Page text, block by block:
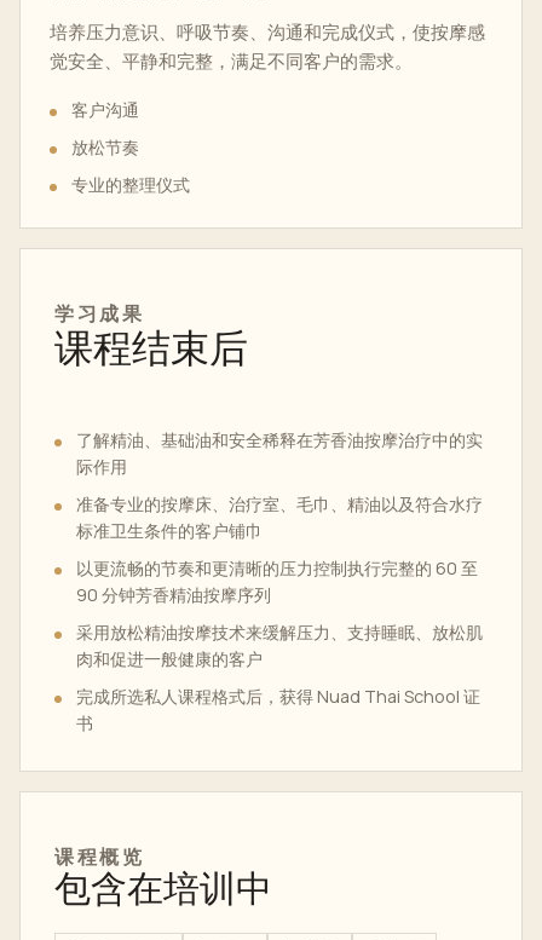
培养压力意识、呼吸节奏、沟通和完成仪式，使按摩感
觉安全、平静和完整，满足不同客户的需求。
客户沟通
放松节奏
专业的整理仪式
学习成果
课程结束后
了解精油、基础油和安全稀释在芳香油按摩治疗中的实
际作用
准备专业的按摩床、治疗室、毛巾、精油以及符合水疗
标准卫生条件的客户铺巾
以更流畅的节奏和更清晰的压力控制执行完整的 60 至
90 分钟芳香精油按摩序列
采用放松精油按摩技术来缓解压力、支持睡眠、放松肌
肉和促进一般健康的客户
完成所选私人课程格式后，获得 Nuad Thai School 证
书
课程概览
包含在培训中